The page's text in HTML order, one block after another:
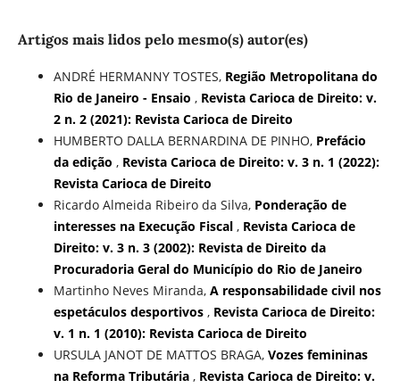
Artigos mais lidos pelo mesmo(s) autor(es)
ANDRÉ HERMANNY TOSTES, Região Metropolitana do
Rio de Janeiro - Ensaio , Revista Carioca de Direito: v.
2 n. 2 (2021): Revista Carioca de Direito
HUMBERTO DALLA BERNARDINA DE PINHO, Prefácio
da edição , Revista Carioca de Direito: v. 3 n. 1 (2022):
Revista Carioca de Direito
Ricardo Almeida Ribeiro da Silva, Ponderação de
interesses na Execução Fiscal , Revista Carioca de
Direito: v. 3 n. 3 (2002): Revista de Direito da
Procuradoria Geral do Município do Rio de Janeiro
Martinho Neves Miranda, A responsabilidade civil nos
espetáculos desportivos , Revista Carioca de Direito:
v. 1 n. 1 (2010): Revista Carioca de Direito
URSULA JANOT DE MATTOS BRAGA, Vozes femininas
na Reforma Tributária , Revista Carioca de Direito: v.